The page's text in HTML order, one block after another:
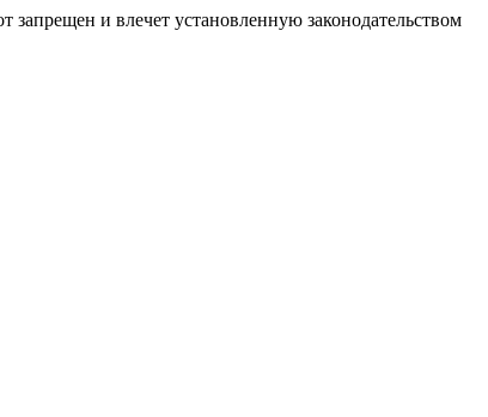
и влечет установленную законодательством